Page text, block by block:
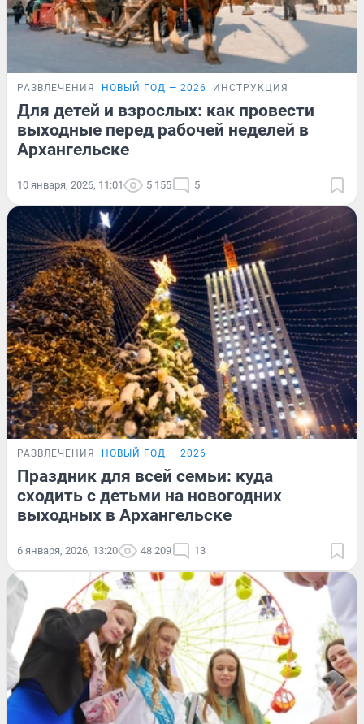
РАЗВЛЕЧЕНИЯ НОВЫЙ ГОД — 2026 ИНСТРУКЦИЯ
Для детей и взрослых: как провести
выходные перед рабочей неделей в
Архангельске
10 января, 2026, 11:01 5 155 5
РАЗВЛЕЧЕНИЯ НОВЫЙ ГОД — 2026
Праздник для всей семьи: куда
сходить с детьми на новогодних
выходных в Архангельске
6 января, 2026, 13:20 48 209 13